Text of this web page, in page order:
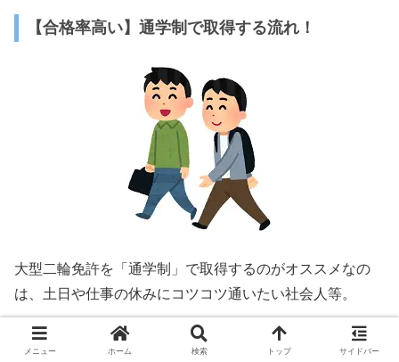
【合格率高い】通学制で取得する流れ！
大型二輪免許を「通学制」で取得するのがオススメなの
は、土日や仕事の休みにコツコツ通いたい社会人等。
「合宿」のようにまとまった休みが取れない方は、通学制
メニュー ホーム 検索 トップ サイドバー